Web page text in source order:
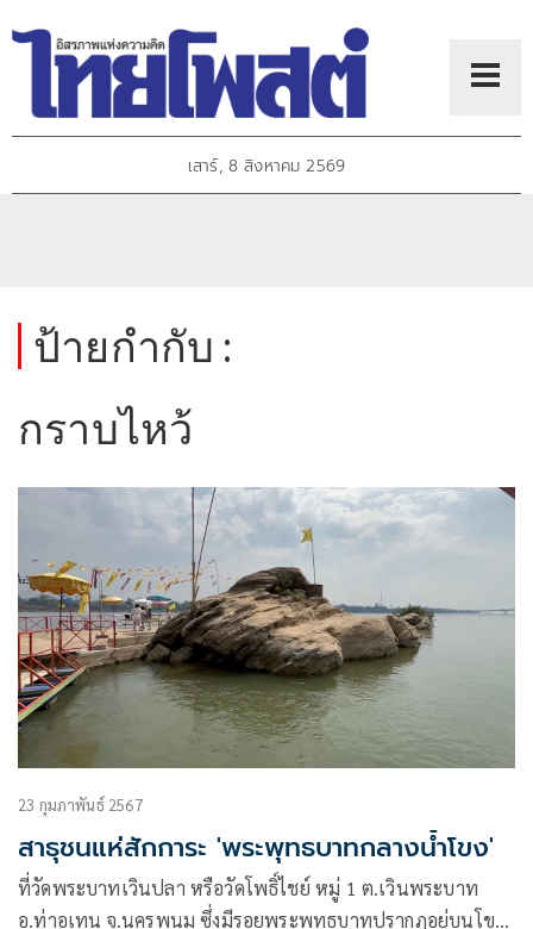
เสาร์, 8 สิงหาคม 2569
ป้ายกำกับ :
กราบไหว้
23 กุมภาพันธ์ 2567
สาธุชนแห่สักการะ 'พระพุทธบาทกลางน้ำโขง'
ที่วัดพระบาทเวินปลา หรือวัดโพธิ์ไชย์ หมู่ 1 ต.เวินพระบาท
อ.ท่าอุเทน จ.นครพนม ซึ่งมีรอยพระพุทธบาทปรากฏอยู่บนโขด